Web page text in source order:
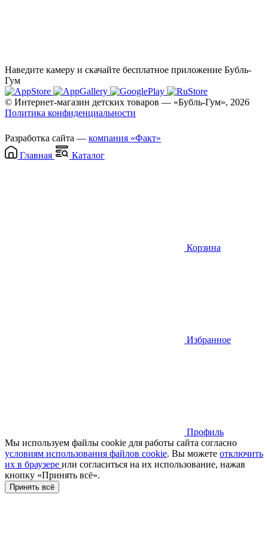
Наведите камеру и скачайте бесплатное приложение Бубль-
Гум
© Интернет-магазин детских товаров — «Бубль-Гум», 2026
Политика конфиденциальности
Разработка сайта — компания «Факт»
Главная
Каталог
Корзина
Избранное
Профиль
Мы используем файлы cookie для работы сайта согласно
условиям использования файлов cookie. Вы можете отключить
их в браузере или cогласиться на их использование, нажав
кнопку «Принять всё».
Принять всё